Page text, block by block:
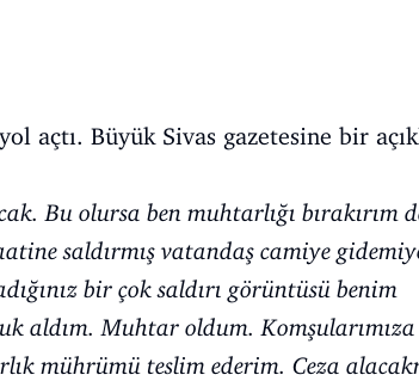
açtı. Büyük Sivas gazetesine bir
Bu olursa ben muhtarlığı bırakırım
saldırmış vatandaş camiye
bir çok saldırı görüntüsü benim
aldım. Muhtar oldum. Komşularımıza
mührümü teslim ederim. Ceza